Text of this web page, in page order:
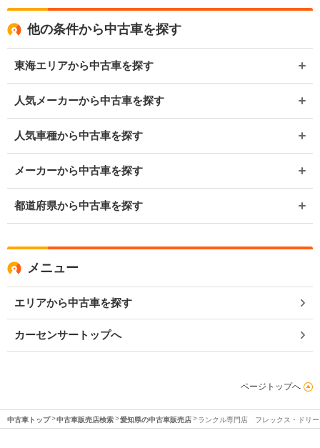
他の条件から中古車を探す
東海エリアから中古車を探す
人気メーカーから中古車を探す
人気車種から中古車を探す
メーカーから中古車を探す
都道府県から中古車を探す
メニュー
エリアから中古車を探す
カーセンサートップへ
ページトップへ
中古車トップ 中古車販売店検索 愛知県の中古車販売店 ランクル専門店 フレックス・ドリ